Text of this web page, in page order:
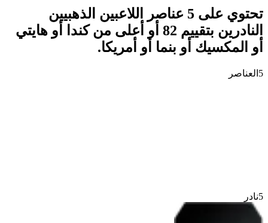
تحتوي على 5 عناصر اللاعبين الذهبيين
النادرين بتقييم 82 أو أعلى من كندا أو هايتي
أو المكسيك أو بنما أو أمريكا.
5 العناصر
5نادر